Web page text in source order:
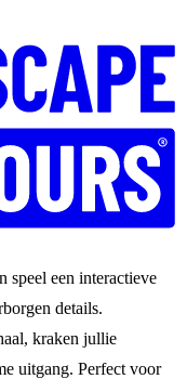
speel een interactieve
details.
kraken jullie
uitgang. Perfect voor